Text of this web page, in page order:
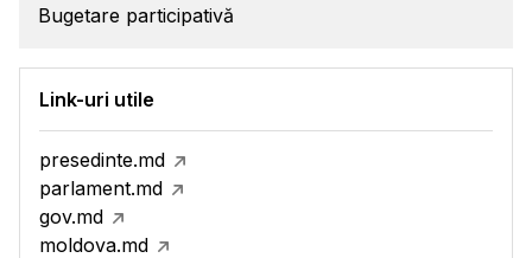
Bugetare participativă
Link-uri utile
presedinte.md
parlament.md
gov.md
moldova.md